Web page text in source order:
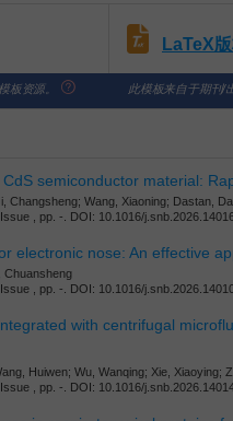
LaTeX
板资源。 此模板来自于期刊/
semiconductor material:
Changsheng; Wang, Xiaoning; Dastan,
, pp. -. DOI: 10.1016/
electronic nose: An effective
Chuansheng
, pp. -. DOI: 10.1016/
with centrifugal
Huiwen; Wu, Wanqing; Xie, Xiaoying;
, pp. -. DOI: 10.1016/